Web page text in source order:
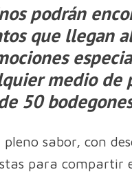
podrán
que llegan
medio de
50
sabor, con
para compartir